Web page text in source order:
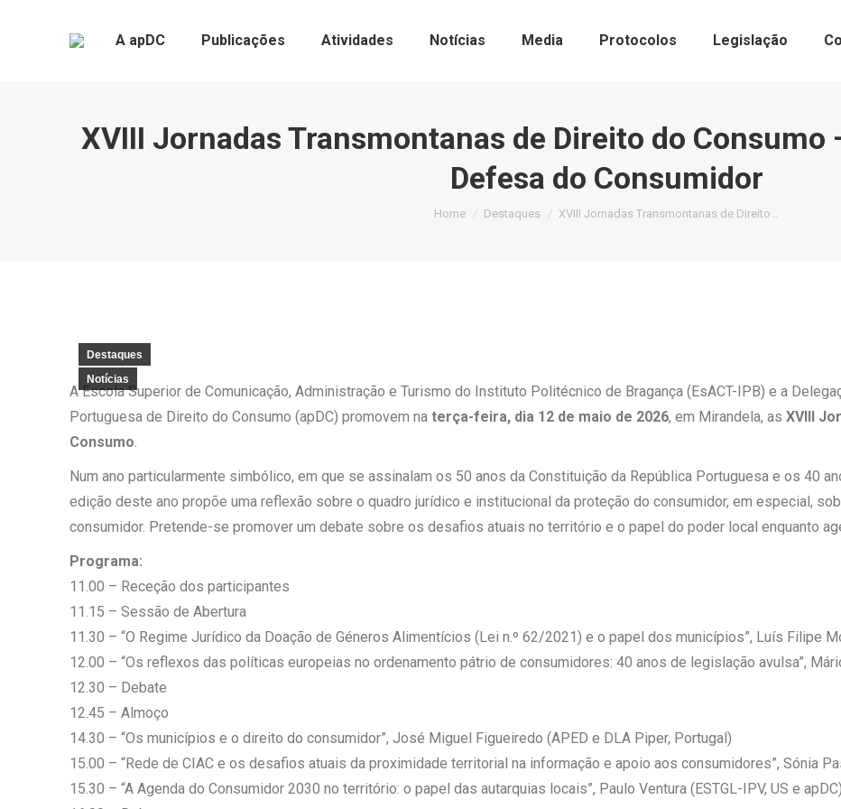
A apDC Publicações Atividades Notícias Media Protocolos Legislação
XVIII Jornadas Transmontanas de Direito do Consumo
Defesa do Consumidor
You are here:
Home Destaques XVIII Jornadas Transmontanas de Direito…
Destaques
Notícias
A Escola Superior de Comunicação, Administração e Turismo do Instituto Politécnico de Bragança (EsACT-IPB) e a
Portuguesa de Direito do Consumo (apDC) promovem na terça-feira, dia 12 de maio de 2026, em Mirandela, as XVIII
Consumo.
Num ano particularmente simbólico, em que se assinalam os 50 anos da Constituição da República Portuguesa e os 40
edição deste ano propõe uma reflexão sobre o quadro jurídico e institucional da proteção do consumidor, em especial,
consumidor. Pretende-se promover um debate sobre os desafios atuais no território e o papel do poder local enquanto
Programa:
11.00 – Receção dos participantes
11.15 – Sessão de Abertura
11.30 – “O Regime Jurídico da Doação de Géneros Alimentícios (Lei n.º 62/2021) e o papel dos municípios”, Luís Filipe
12.00 – “Os reflexos das políticas europeias no ordenamento pátrio de consumidores: 40 anos de legislação avulsa”,
12.30 – Debate
12.45 – Almoço
14.30 – “Os municípios e o direito do consumidor”, José Miguel Figueiredo (APED e DLA Piper, Portugal)
15.00 – “Rede de CIAC e os desafios atuais da proximidade territorial na informação e apoio aos consumidores”, Sónia
15.30 – “A Agenda do Consumidor 2030 no território: o papel das autarquias locais”, Paulo Ventura (ESTGL-IPV, US e